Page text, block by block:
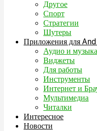
Другое
Спорт
Стратегии
Шутеры
Приложения для
Аудио и музыка
Виджеты
Для работы
Инструменты
Интернет и
Мультимедиа
Читалки
Интересное
Новости